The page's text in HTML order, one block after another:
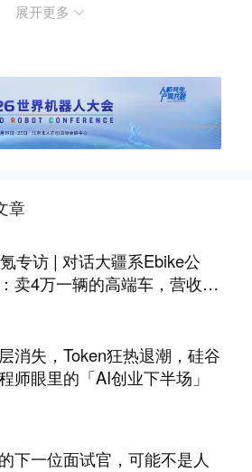
展开更多
章
专访 | 对话大疆系Ebike公
卖4万一辆的高端车，营收突
消失，Token狂热退潮，硅谷
师眼里的「AI创业下半场」
下一位面试官，可能不是人